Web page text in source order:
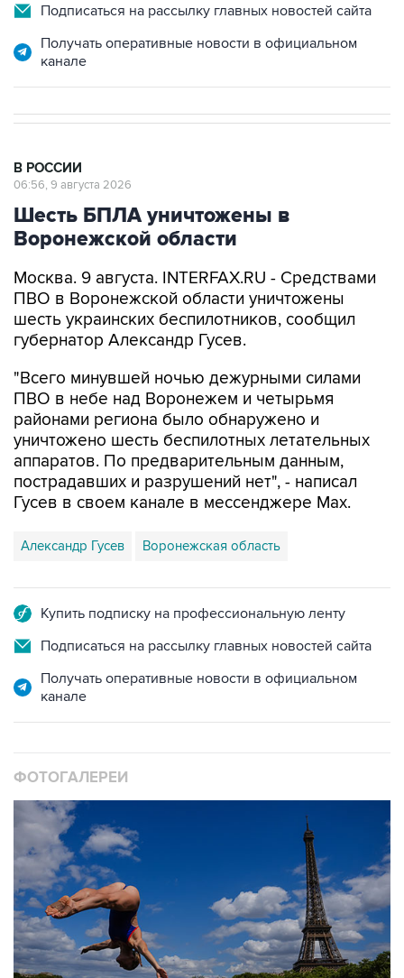
Подписаться на рассылку главных новостей сайта
Получать оперативные новости в официальном
канале
В РОССИИ
06:56, 9 августа 2026
Шесть БПЛА уничтожены в
Воронежской области
Москва. 9 августа. INTERFAX.RU - Средствами
ПВО в Воронежской области уничтожены
шесть украинских беспилотников, сообщил
губернатор Александр Гусев.
"Всего минувшей ночью дежурными силами
ПВО в небе над Воронежем и четырьмя
районами региона было обнаружено и
уничтожено шесть беспилотных летательных
аппаратов. По предварительным данным,
пострадавших и разрушений нет", - написал
Гусев в своем канале в мессенджере Max.
Александр Гусев Воронежская область
Купить подписку на профессиональную ленту
Подписаться на рассылку главных новостей сайта
Получать оперативные новости в официальном
канале
ФОТОГАЛЕРЕИ